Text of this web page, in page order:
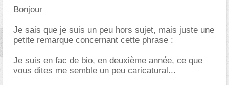
Bonjour
Je sais que je suis un peu hors sujet, mais juste une
petite remarque concernant cette phrase :
Je suis en fac de bio, en deuxième année, ce que
vous dites me semble un peu caricatural...